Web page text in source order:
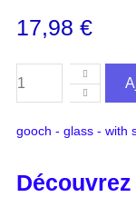
17,98 €
gooch - glass - with